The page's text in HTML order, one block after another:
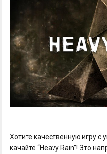
Хотите качественную игру с
качайте “Heavy Rain”! Это